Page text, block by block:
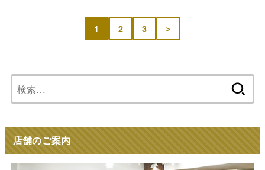
1 2 3 ＞
索:
店舗のご案内